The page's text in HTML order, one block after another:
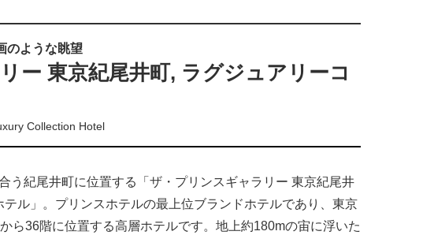
のような眺望
ー 東京紀尾井町, ラグジュアリーコ
Collection Hotel
う紀尾井町に位置する「ザ・プリンスギャラリー 東京紀尾井
ル」。プリンスホテルの最上位ブランドホテルであり、東京
ら36階に位置する高層ホテルです。地上約180mの宙に浮いた